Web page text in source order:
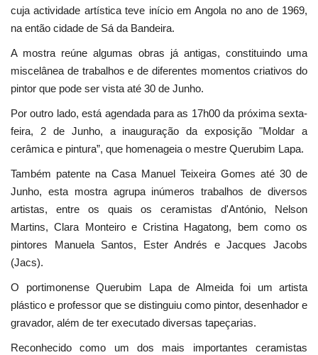
cuja actividade artística teve início em Angola no ano de 1969,
na então cidade de Sá da Bandeira.
A mostra reúne algumas obras já antigas, constituindo uma
miscelânea de trabalhos e de diferentes momentos criativos do
pintor que pode ser vista até 30 de Junho.
Por outro lado, está agendada para as 17h00 da próxima sexta-
feira, 2 de Junho, a inauguração da exposição "Moldar a
cerâmica e pintura”, que homenageia o mestre Querubim Lapa.
Também patente na Casa Manuel Teixeira Gomes até 30 de
Junho, esta mostra agrupa inúmeros trabalhos de diversos
artistas, entre os quais os ceramistas d'António, Nelson
Martins, Clara Monteiro e Cristina Hagatong, bem como os
pintores Manuela Santos, Ester Andrés e Jacques Jacobs
(Jacs).
O portimonense Querubim Lapa de Almeida foi um artista
plástico e professor que se distinguiu como pintor, desenhador e
gravador, além de ter executado diversas tapeçarias.
Reconhecido como um dos mais importantes ceramistas